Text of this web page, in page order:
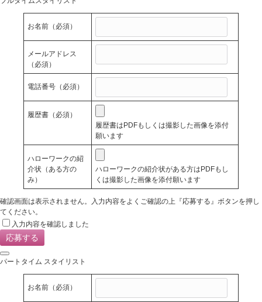
お名前 （必須）
メールアドレス
（必須）
電話番号 （必須）
履歴書 （必須）
履歴書はPDFもしくは撮影した画像を添付
願います
ハローワークの紹
介状（ある方の
み）
ハローワークの紹介状がある方はPDFもし
くは撮影した画像を添付願います
確認画面は表示されません。入力内容をよくご確認の上『応募する』ボタンを押し
てください。
入力内容を確認しました
パートタイム スタイリスト
お名前 （必須）